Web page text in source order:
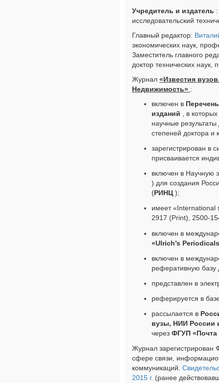
Учредитель и издатель
исследовательский
Главный редактор:
экономических наук,
Заместитель главного
доктор технических наук,
Журнал «Известия
Недвижимость» :
включен в
изданий , в
научные
степеней доктора и
зарегистрирован в
присваивается
включен в Научную
) для создания
(РИНЦ );
имеет «International
2917 (Print), 2500-
включен в
«Ulrich’s
включен в
реферативную
представлен в
реферируется в
рассылается в
вузы, НИИ России
через ФГУП
Журнал зарегистрирован
сфере связи,
коммуникаций.
2015 г. (ранее